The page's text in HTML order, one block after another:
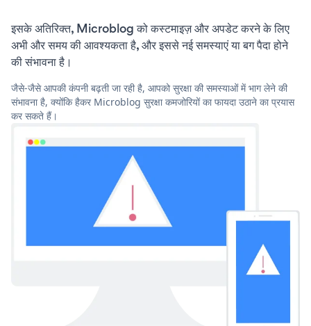
इसके अतिरिक्त, Microblog को कस्टमाइज़ और अपडेट करने के लिए
अभी और समय की आवश्यकता है, और इससे नई समस्याएं या बग पैदा होने
की संभावना है।
जैसे-जैसे आपकी कंपनी बढ़ती जा रही है, आपको सुरक्षा की समस्याओं में भाग लेने की
संभावना है, क्योंकि हैकर Microblog सुरक्षा कमजोरियों का फायदा उठाने का प्रयास
कर सकते हैं।